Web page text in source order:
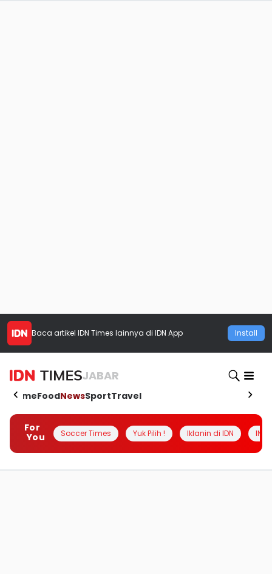
Baca artikel IDN Times lainnya di IDN App Install
JABAR
HomeFoodNewsSportTravel
For
You
Soccer Times Yuk Pilih ! Iklanin di IDN